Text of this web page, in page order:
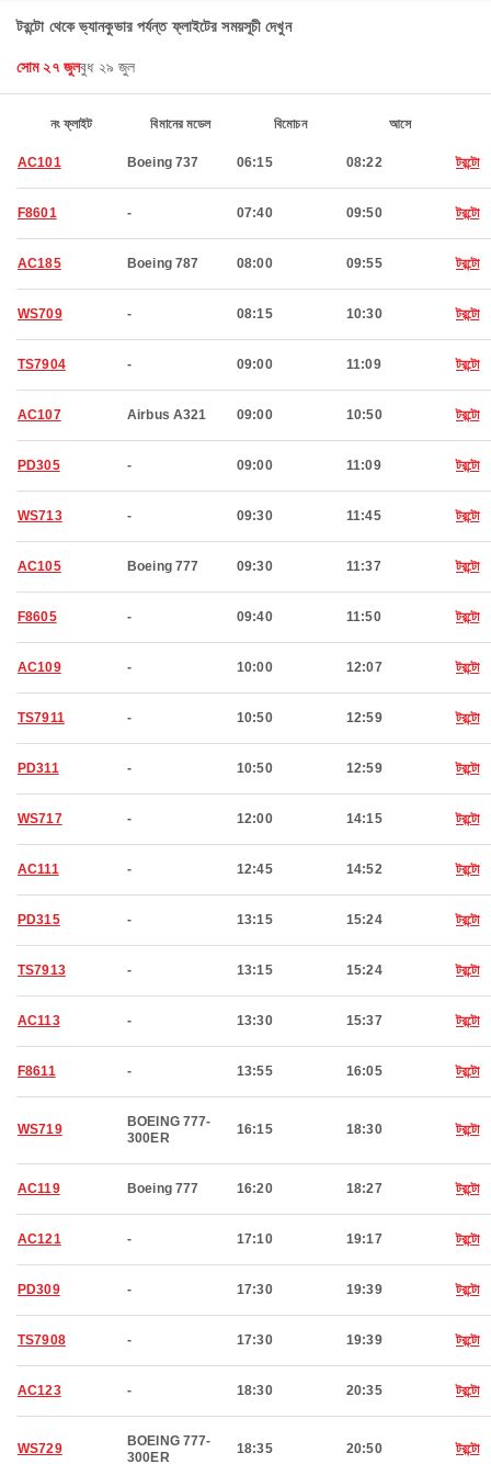
টরন্টো থেকে ভ্যানকুভার পর্যন্ত ফ্লাইটের সময়সূচী দেখুন
সোম ২৭ জুলবুধ ২৯ জুল
নং ফ্লাইট বিমানের মডেল বিমোচন আসে
AC101 Boeing 737 06:15 08:22 টরন্টো
F8601 - 07:40 09:50 টরন্টো
AC185 Boeing 787 08:00 09:55 টরন্টো
WS709 - 08:15 10:30 টরন্টো
TS7904 - 09:00 11:09 টরন্টো
AC107 Airbus A321 09:00 10:50 টরন্টো
PD305 - 09:00 11:09 টরন্টো
WS713 - 09:30 11:45 টরন্টো
AC105 Boeing 777 09:30 11:37 টরন্টো
F8605 - 09:40 11:50 টরন্টো
AC109 - 10:00 12:07 টরন্টো
TS7911 - 10:50 12:59 টরন্টো
PD311 - 10:50 12:59 টরন্টো
WS717 - 12:00 14:15 টরন্টো
AC111 - 12:45 14:52 টরন্টো
PD315 - 13:15 15:24 টরন্টো
TS7913 - 13:15 15:24 টরন্টো
AC113 - 13:30 15:37 টরন্টো
F8611 - 13:55 16:05 টরন্টো
WS719
BOEING 777-
300ER
16:15 18:30 টরন্টো
AC119 Boeing 777 16:20 18:27 টরন্টো
AC121 - 17:10 19:17 টরন্টো
PD309 - 17:30 19:39 টরন্টো
TS7908 - 17:30 19:39 টরন্টো
AC123 - 18:30 20:35 টরন্টো
WS729
BOEING 777-
300ER
18:35 20:50 টরন্টো